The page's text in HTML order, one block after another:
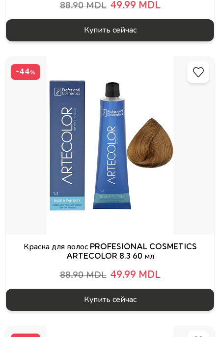
88.90 MDL 49.99 MDL
Купить сейчас
-44%
Краска для волос PROFESIONAL COSMETICS
ARTECOLOR 8.3 60 мл
88.90 MDL 49.99 MDL
Купить сейчас